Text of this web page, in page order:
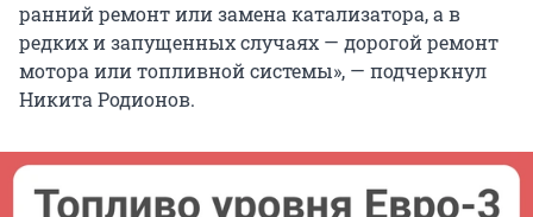
ранний ремонт или замена катализатора, а в
редких и запущенных случаях — дорогой ремонт
мотора или топливной системы», — подчеркнул
Никита Родионов.